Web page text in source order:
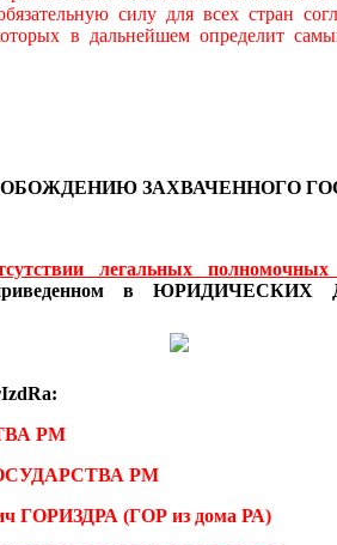
силу для всех стран
в дальнейшем определит
ЗАХВАЧЕННОГО
легальных полномочных
в
РМ
РМ
ГОРИЗДРА (ГОР из дома РА)